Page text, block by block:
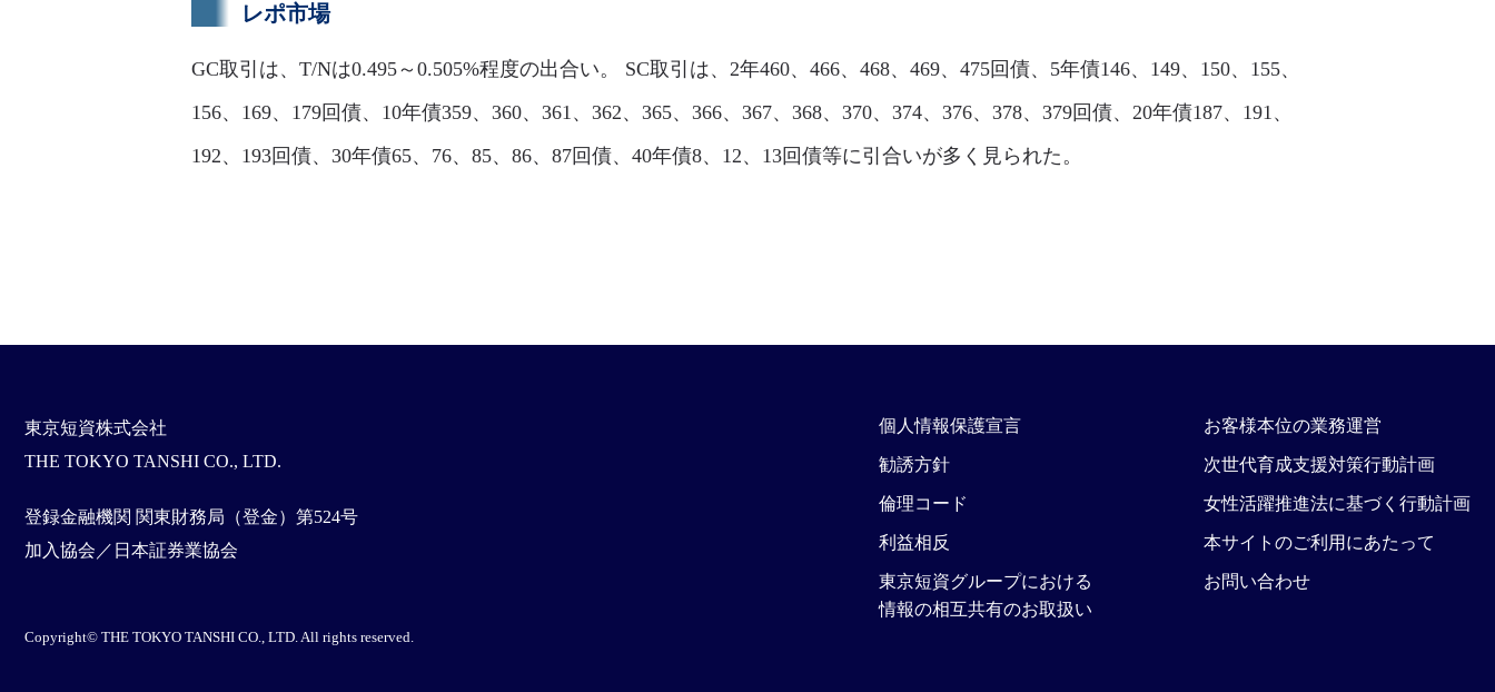
レポ市場
GC取引は、T/Nは0.495～0.505%程度の出合い。 SC取引は、2年460、466、468、469、475回債、5年債146、149、150、155、
156、169、179回債、10年債359、360、361、362、365、366、367、368、370、374、376、378、379回債、20年債187、191、
192、193回債、30年債65、76、85、86、87回債、40年債8、12、13回債等に引合いが多く見られた。
東京短資株式会社
THE TOKYO TANSHI CO., LTD.
登録金融機関 関東財務局（登金）第524号
加入協会／日本証券業協会
個人情報保護宣言
勧誘方針
倫理コード
利益相反
東京短資グループにおける
情報の相互共有のお取扱い
お客様本位の業務運営
次世代育成支援対策行動計画
女性活躍推進法に基づく行動計画
本サイトのご利用にあたって
お問い合わせ
Copyright© THE TOKYO TANSHI CO., LTD. All rights reserved.